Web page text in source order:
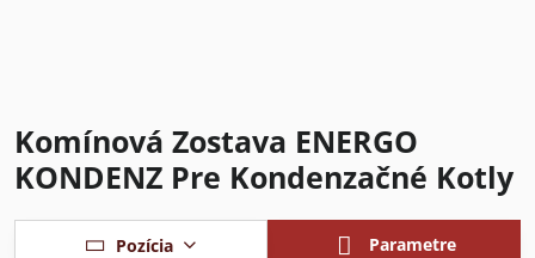
Komínová Zostava ENERGO
KONDENZ Pre Kondenzačné Kotly
Pozícia Parametre